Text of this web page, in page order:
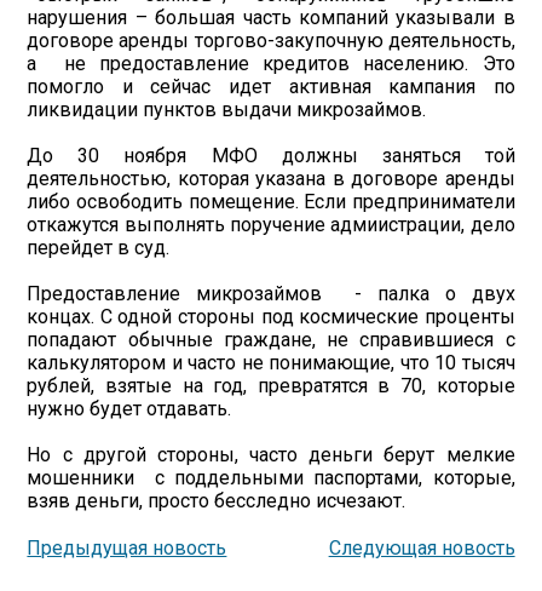
нарушения – большая часть компаний указывали в
договоре аренды торгово-закупочную деятельность,
а не предоставление кредитов населению. Это
помогло и сейчас идет активная кампания по
ликвидации пунктов выдачи микрозаймов.
До 30 ноября МФО должны заняться той
деятельностью, которая указана в договоре аренды
либо освободить помещение. Если предприниматели
откажутся выполнять поручение адмиистрации, дело
перейдет в суд.
Предоставление микрозаймов - палка о двух
концах. С одной стороны под космические проценты
попадают обычные граждане, не справившиеся с
калькулятором и часто не понимающие, что 10 тысяч
рублей, взятые на год, превратятся в 70, которые
нужно будет отдавать.
Но с другой стороны, часто деньги берут мелкие
мошенники с поддельными паспортами, которые,
взяв деньги, просто бесследно исчезают.
Предыдущая новость Следующая новость